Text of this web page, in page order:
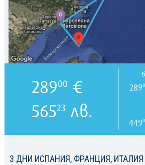
3 ДНИ ИСПАНИЯ, ФРАНЦИЯ, ИТАЛИЯ
28900 €
56523 лв.
289
449